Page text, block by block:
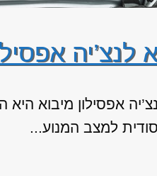
לנצ’יה
אפסילון מיבוא היא
למצב המנוע...